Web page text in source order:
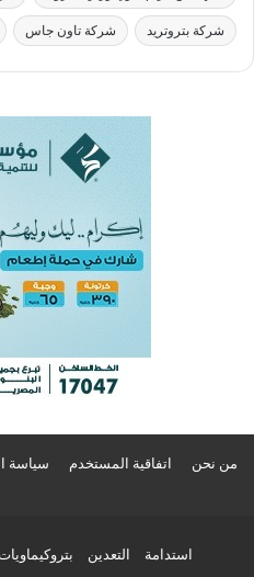
شركة بتروتريد شركة تاون جاس
من نحن اتفاقية المستخدم سياسة
استدامة التعدين